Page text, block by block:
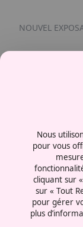
NOUVEL
0387556600
Rue de la
57070 - Metz
France
Nous
pour vous
cliquant sur
sur « Tout
pour gérer
plus